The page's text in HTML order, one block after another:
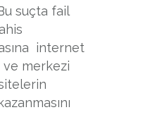
suçta fail
internet
ve merkezi